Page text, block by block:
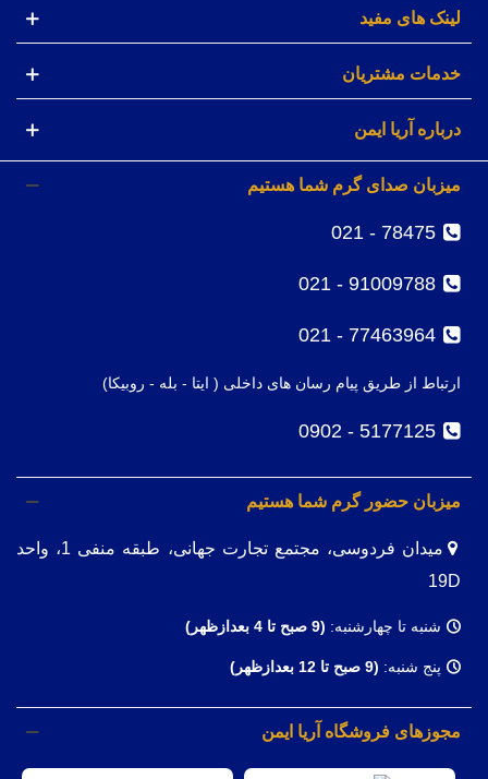
لینک های مفید
خدمات مشتریان
درباره آریا ایمن
میزبان صدای گرم شما هستیم
78475 - 021
91009788 - 021
77463964 - 021
ارتباط از طریق پیام رسان های داخلی ( ایتا - بله - روبیکا)
5177125 - 0902
میزبان حضور گرم شما هستیم
میدان فردوسی، مجتمع تجارت جهانی، طبقه منفی 1، واحد
19D
شنبه تا چهارشنبه: (9 صبح تا 4 بعدازظهر)
پنج شنبه: (9 صبح تا 12 بعدازظهر)
مجوزهای فروشگاه آریا ایمن